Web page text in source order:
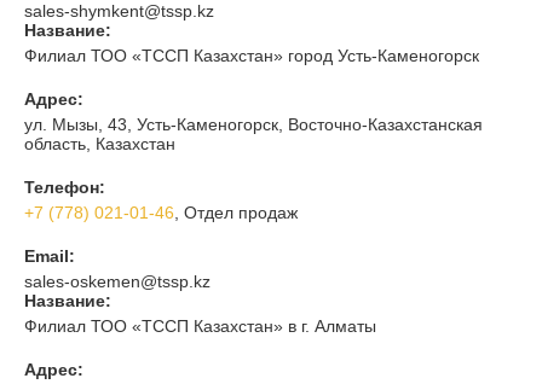
sales-shymkent@tssp.kz
Название:
Филиал ТОО «ТССП Казахстан» город Усть-Каменогорск
Адрес:
ул. Мызы, 43, Усть-Каменогорск, Восточно-Казахстанская
область, Казахстан
Телефон:
+7 (778) 021-01-46 , Отдел продаж
Email:
sales-oskemen@tssp.kz
Название:
Филиал ТОО «ТССП Казахстан» в г. Алматы
Адрес: